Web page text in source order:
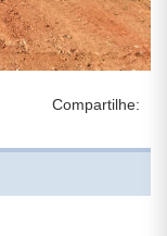
Compartilhe: